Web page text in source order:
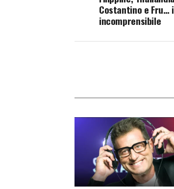
Costantino e Fru…
incomprensibile